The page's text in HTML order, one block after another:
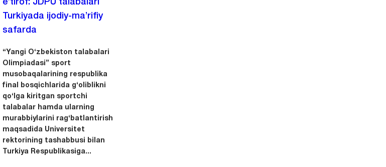
e’tirof: JDPU talabalari
Turkiyada ijodiy-ma’rifiy
safarda
“Yangi O‘zbekiston talabalari
Olimpiadasi” sport
musobaqalarining respublika
final bosqichlarida g‘oliblikni
qo‘lga kiritgan sportchi
talabalar hamda ularning
murabbiylarini rag‘batlantirish
maqsadida Universitet
rektorining tashabbusi bilan
Turkiya Respublikasiga...